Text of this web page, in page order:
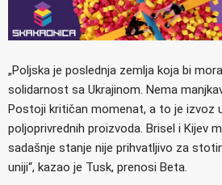
„Poljska je poslednja zemlja koja bi
solidarnost sa Ukrajinom. Nema
Postoji kritičan momenat, a to je izvoz
poljoprivrednih proizvoda. Brisel i Kijev
sadašnje stanje nije prihvatljivo za
uniji“, kazao je Tusk, prenosi Beta.